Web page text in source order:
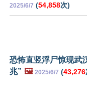
2025/6/7 (54,858次)
恐怖直竖浮尸惊现武
兆” 🖼️ 2025/6/7 (43,276